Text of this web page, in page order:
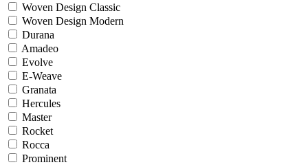
Woven Design Classic
Woven Design Modern
Durana
Amadeo
Evolve
E-Weave
Granata
Hercules
Master
Rocket
Rocca
Prominent